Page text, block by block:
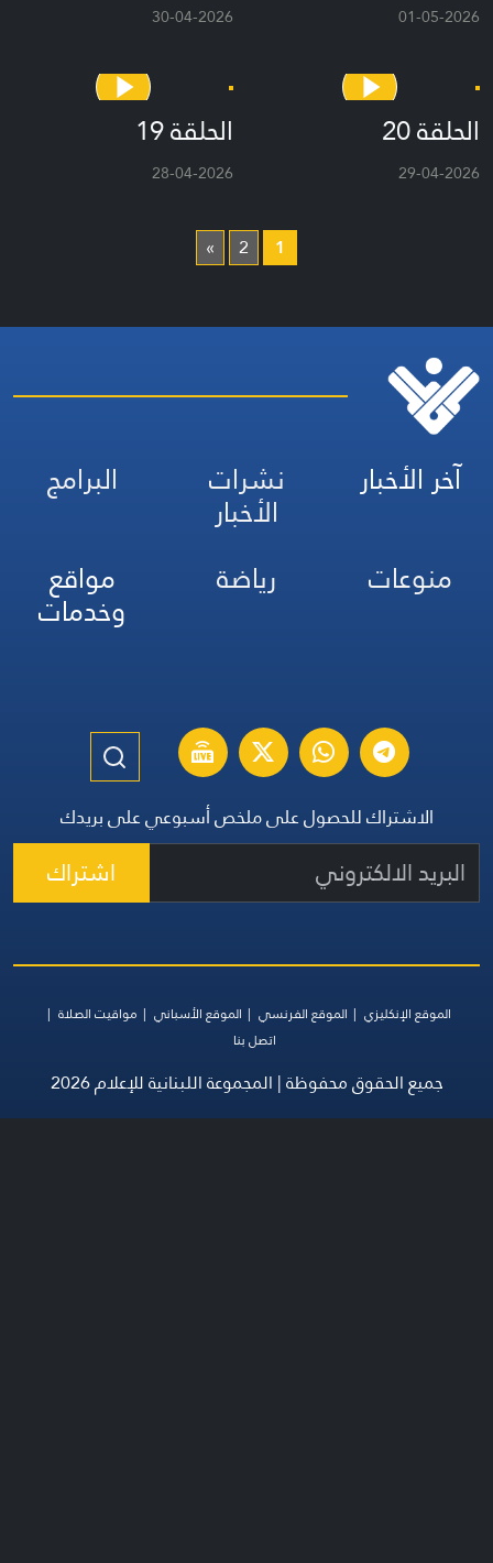
01-05-2026
30-04-2026
الحلقة 20
29-04-2026
الحلقة 19
28-04-2026
1
2
»
آخر الأخبار نشرات
الأخبار
البرامج
منوعات
رياضة مواقع
وخدمات
الاشتراك للحصول على ملخص أسبوعي على بريدك
اشتراك
الموقع الإنكليزي الموقع الفرنسي الموقع الأسباني
مواقيت الصلاة
اتصل بنا
جميع الحقوق محفوظة | المجموعة اللبنانية للإعلام 2026